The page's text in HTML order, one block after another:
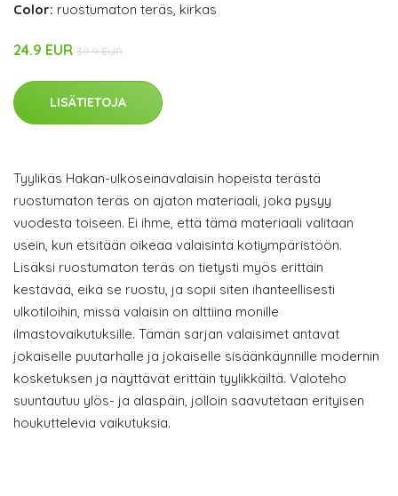
Color: ruostumaton teräs, kirkas
24.9 EUR 39.9 EUR
LISÄTIETOJA
Tyylikäs Hakan-ulkoseinävalaisin hopeista terästä
ruostumaton teräs on ajaton materiaali, joka pysyy
vuodesta toiseen. Ei ihme, että tämä materiaali valitaan
usein, kun etsitään oikeaa valaisinta kotiympäristöön.
Lisäksi ruostumaton teräs on tietysti myös erittäin
kestävää, eikä se ruostu, ja sopii siten ihanteellisesti
ulkotiloihin, missä valaisin on alttiina monille
ilmastovaikutuksille. Tämän sarjan valaisimet antavat
jokaiselle puutarhalle ja jokaiselle sisäänkäynnille modernin
kosketuksen ja näyttävät erittäin tyylikkäiltä. Valoteho
suuntautuu ylös- ja alaspäin, jolloin saavutetaan erityisen
houkuttelevia vaikutuksia.